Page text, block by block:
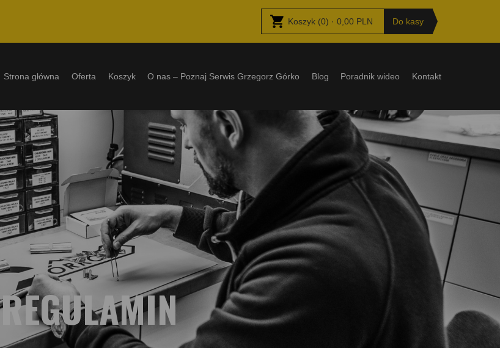
Koszyk (0) · 0,00 PLN Do kasy
Strona główna Oferta Koszyk O nas – Poznaj Serwis Grzegorz Górko Blog Poradnik wideo Kontakt
REGULAMIN